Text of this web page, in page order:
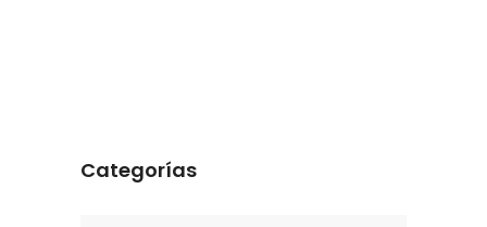
Categorías